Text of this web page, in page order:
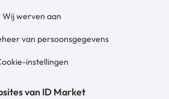
Wij werven aan
van persoonsgegevens
instellingen
van ID Market